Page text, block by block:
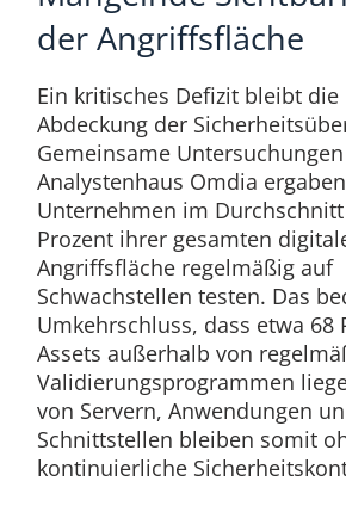
der Angriffsfläche
Ein kritisches Defizit bleibt
Abdeckung der
Gemeinsame
Analystenhaus Omdia
Unternehmen im
Prozent ihrer gesamten
Angriffsfläche regelmäßig auf
Schwachstellen testen. Das
Umkehrschluss, dass etwa 68
Assets außerhalb von
Validierungsprogrammen
von Servern, Anwendungen
Schnittstellen bleiben somit
kontinuierliche